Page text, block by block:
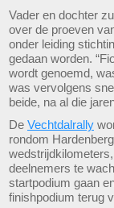
Vader en dochter
over de proeven
onder leiding
gedaan worden.
wordt genoemd,
was vervolgens
beide, na al die
De Vechtdalrally
rondom
deelnemers te
startpodium gaan
finishpodium terug